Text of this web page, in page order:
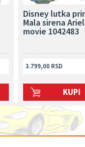
Disney lutka
Mala sirena Ariel
movie 1042483
3.799,00 RSD
KUPI